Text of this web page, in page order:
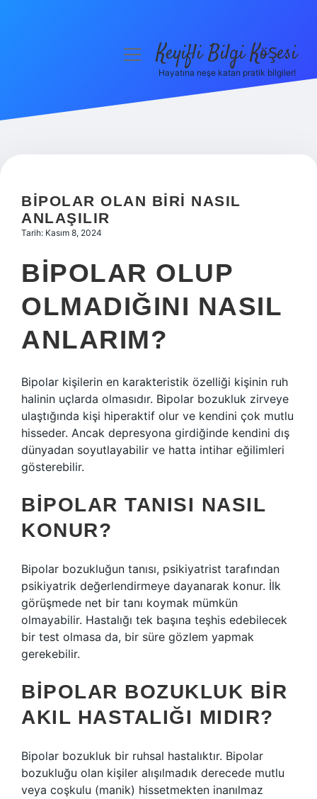
Hakkımızda
menüyüKeyifli Bilgi Köşesi
Hayatına neşe katan pratik bilgiler!
BIPOLAR OLAN BIRI NASIL
ANLAŞILIR
Tarih: Kasım 8, 2024
BIPOLAR OLUP
OLMADIĞINI NASIL
ANLARIM?
Bipolar kişilerin en karakteristik özelliği kişinin ruh
halinin uçlarda olmasıdır. Bipolar bozukluk zirveye
ulaştığında kişi hiperaktif olur ve kendini çok mutlu
hisseder. Ancak depresyona girdiğinde kendini dış
dünyadan soyutlayabilir ve hatta intihar eğilimleri
gösterebilir.
BIPOLAR TANISI NASIL
KONUR?
Bipolar bozukluğun tanısı, psikiyatrist tarafından
psikiyatrik değerlendirmeye dayanarak konur. İlk
görüşmede net bir tanı koymak mümkün
olmayabilir. Hastalığı tek başına teşhis edebilecek
bir test olmasa da, bir süre gözlem yapmak
gerekebilir.
BIPOLAR BOZUKLUK BIR
AKIL HASTALIĞI MIDIR?
Bipolar bozukluk bir ruhsal hastalıktır. Bipolar
bozukluğu olan kişiler alışılmadık derecede mutlu
veya coşkulu (manik) hissetmekten inanılmaz